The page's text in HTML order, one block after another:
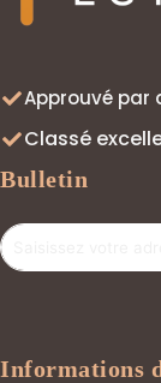
Approuvé par
Classé
Bulletin
Informations